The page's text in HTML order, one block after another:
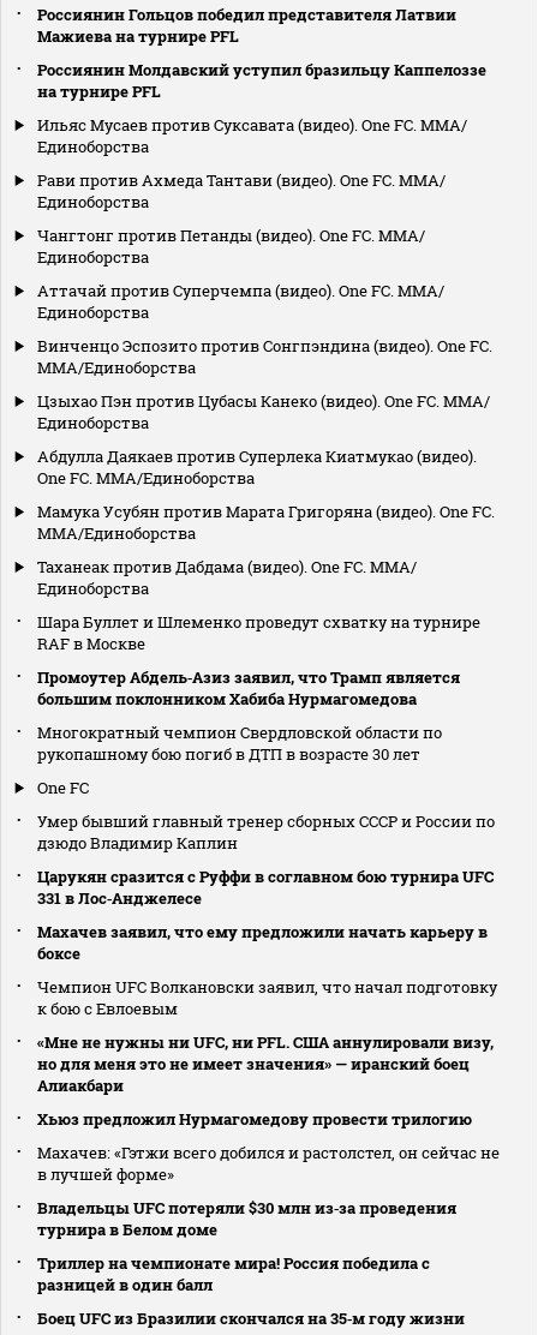
Россиянин Гольцов победил представителя Латвии
Мажиева на турнире PFL
Россиянин Молдавский уступил бразильцу Каппелоззе
на турнире PFL
Ильяс Мусаев против Суксавата (видео). One FC. MMA/
Единоборства
Рави против Ахмеда Тантави (видео). One FC. MMA/
Единоборства
Чангтонг против Петанды (видео). One FC. MMA/
Единоборства
Аттачай против Суперчемпа (видео). One FC. MMA/
Единоборства
Винченцо Эспозито против Сонгпэндина (видео). One FC.
MMA/Единоборства
Цзыхао Пэн против Цубасы Канеко (видео). One FC. MMA/
Единоборства
Абдулла Даякаев против Суперлека Киатмукао (видео).
One FC. MMA/Единоборства
Мамука Усубян против Марата Григоряна (видео). One FC.
MMA/Единоборства
Таханеак против Дабдама (видео). One FC. MMA/
Единоборства
Шара Буллет и Шлеменко проведут схватку на турнире
RAF в Москве
Промоутер Абдель‑Азиз заявил, что Трамп является
большим поклонником Хабиба Нурмагомедова
Многократный чемпион Свердловской области по
рукопашному бою погиб в ДТП в возрасте 30 лет
One FC
Умер бывший главный тренер сборных СССР и России по
дзюдо Владимир Каплин
Царукян сразится с Руффи в соглавном бою турнира UFC
331 в Лос‑Анджелесе
Махачев заявил, что ему предложили начать карьеру в
боксе
Чемпион UFC Волкановски заявил, что начал подготовку
к бою с Евлоевым
«Мне не нужны ни UFC, ни PFL. США аннулировали визу,
но для меня это не имеет значения» — иранский боец
Алиакбари
Хьюз предложил Нурмагомедову провести трилогию
Махачев: «Гэтжи всего добился и растолстел, он сейчас не
в лучшей форме»
Владельцы UFC потеряли $30 млн из‑за проведения
турнира в Белом доме
Триллер на чемпионате мира! Россия победила с
разницей в один балл
Боец UFC из Бразилии скончался на 35‑м году жизни